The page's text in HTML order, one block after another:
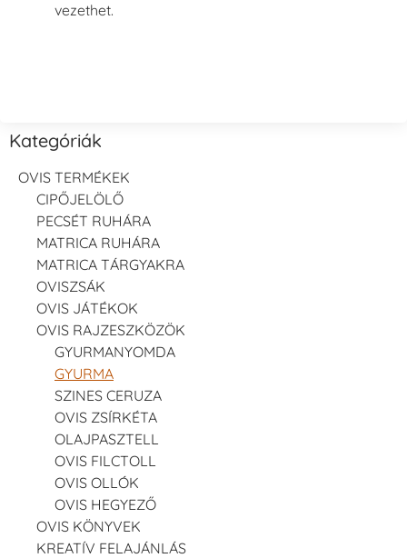
vezethet.
Kategóriák
OVIS TERMÉKEK
CIPŐJELÖLŐ
PECSÉT RUHÁRA
MATRICA RUHÁRA
MATRICA TÁRGYAKRA
OVISZSÁK
OVIS JÁTÉKOK
OVIS RAJZESZKÖZÖK
GYURMANYOMDA
GYURMA
SZINES CERUZA
OVIS ZSÍRKÉTA
OLAJPASZTELL
OVIS FILCTOLL
OVIS OLLÓK
OVIS HEGYEZŐ
OVIS KÖNYVEK
KREATÍV FELAJÁNLÁS